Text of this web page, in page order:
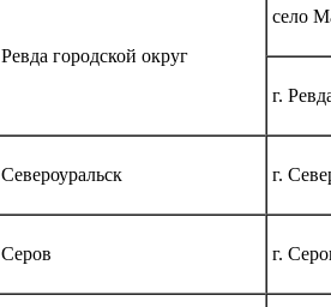
Ревда городской округ
село
г.
Североуральск г.
Серов г.